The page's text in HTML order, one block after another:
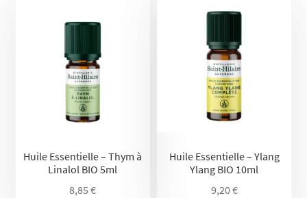
Huile Essentielle – Thym à
Linalol BIO 5ml
8,85€
Huile Essentielle – Ylang
Ylang BIO 10ml
9,20€